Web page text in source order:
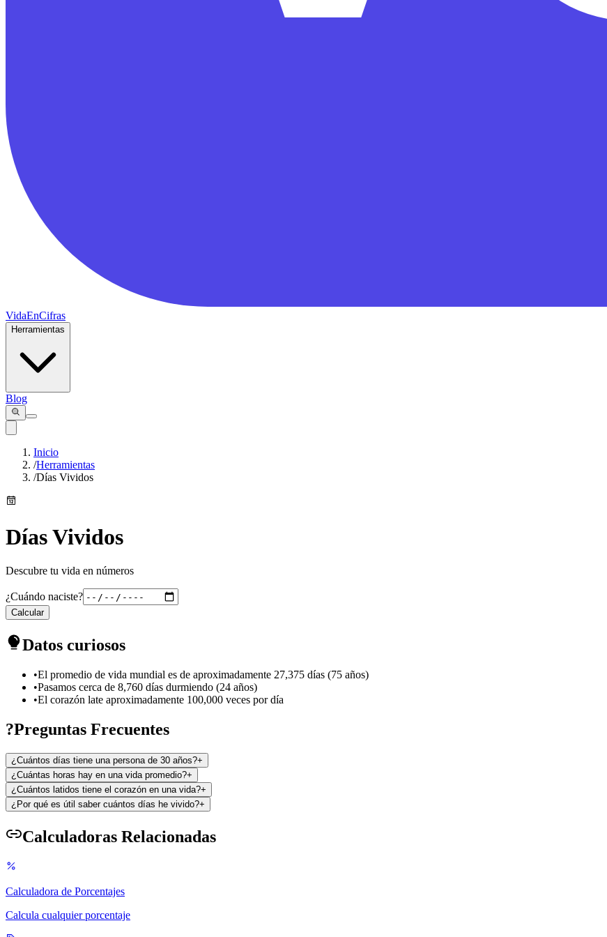
VidaEnCifras
Herramientas
Blog
Inicio
/Herramientas
/Días Vividos
Días Vividos
Descubre tu vida en números
¿Cuándo naciste?
Calcular
Datos curiosos
•El promedio de vida mundial es de aproximadamente 27,375 días (75 años)
•Pasamos cerca de 8,760 días durmiendo (24 años)
•El corazón late aproximadamente 100,000 veces por día
?Preguntas Frecuentes
¿Cuántos días tiene una persona de 30 años?+
¿Cuántas horas hay en una vida promedio?+
¿Cuántos latidos tiene el corazón en una vida?+
¿Por qué es útil saber cuántos días he vivido?+
Calculadoras Relacionadas
Calculadora de Porcentajes
Calcula cualquier porcentaje